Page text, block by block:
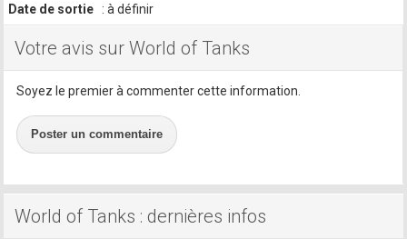
Date de sortie
: à définir
Votre avis sur World of Tanks
Soyez le premier à commenter cette information.
Poster un commentaire
World of Tanks : dernières infos